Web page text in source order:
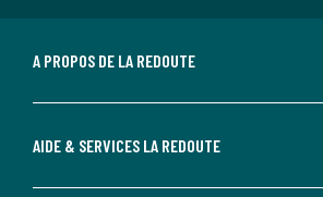
A PROPOS DE LA REDOUTE
AIDE & SERVICES LA REDOUTE